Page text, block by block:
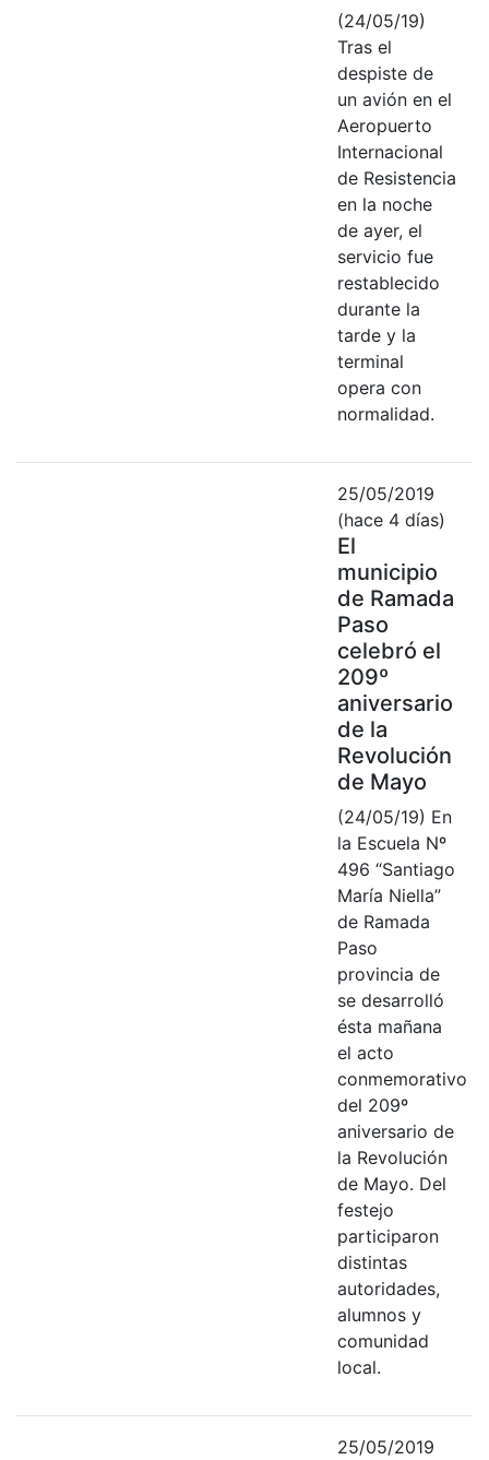
(24/05/19)
Tras el
despiste de
un avión en el
Aeropuerto
Internacional
de Resistencia
en la noche
de ayer, el
servicio fue
restablecido
durante la
tarde y la
terminal
opera con
normalidad.
25/05/2019
(hace 4 días)
El
municipio
de Ramada
Paso
celebró el
209º
aniversario
de la
Revolución
de Mayo
(24/05/19) En
la Escuela Nº
496 “Santiago
María Niella”
de Ramada
Paso
provincia de
se desarrolló
ésta mañana
el acto
conmemorativo
del 209º
aniversario de
la Revolución
de Mayo. Del
festejo
participaron
distintas
autoridades,
alumnos y
comunidad
local.
25/05/2019